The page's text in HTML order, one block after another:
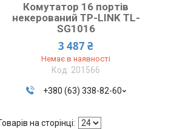
Комутатор 16 портів
некерований TP-LINK TL-
SG1016
3 487 ₴
Немає в наявності
201566
+380 (63) 338-82-60